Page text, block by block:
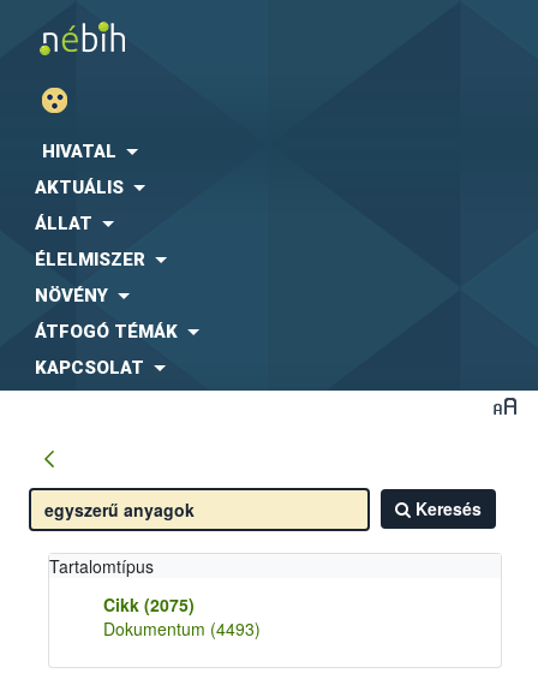
HIVATAL
AKTUÁLIS
ÁLLAT
ÉLELMISZER
NÖVÉNY
ÁTFOGÓ TÉMÁK
KAPCSOLAT
Keresés
Tartalomtípus
Cikk (2075)
Dokumentum (4493)